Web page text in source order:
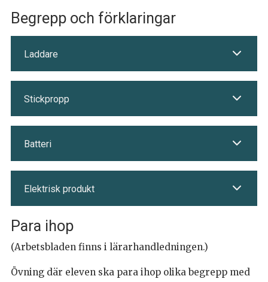
Begrepp och förklaringar
Laddare
Stickpropp
Batteri
Elektrisk produkt
Para ihop
(Arbetsbladen finns i lärarhandledningen.)
Övning där eleven ska para ihop olika begrepp med